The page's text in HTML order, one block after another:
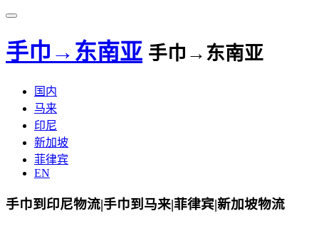
手巾→东南亚 手巾→东南亚
国内
马来
印尼
新加坡
菲律宾
EN
手巾到印尼物流|手巾到马来|菲律宾|新加坡物流